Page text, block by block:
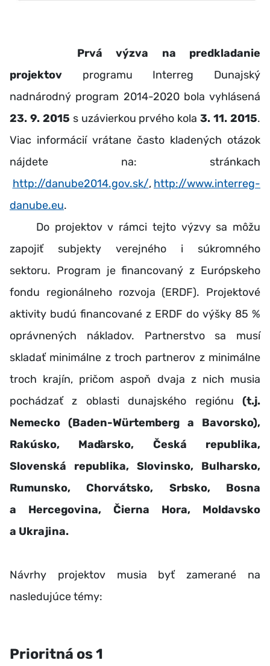
Prvá výzva na predkladanie
projektov programu Interreg Dunajský
nadnárodný program 2014-2020 bola vyhlásená
23. 9. 2015 s uzávierkou prvého kola3. 11. 2015.
Viac informácií vrátane často kladených otázok
nájdete na: stránkach
http://danube2014.gov.sk/, http://www.interreg-
danube.eu.
Do projektov v rámci tejto výzvy sa môžu
zapojiť subjekty verejného i súkromného
sektoru. Program je financovaný z Európskeho
fondu regionálneho rozvoja (ERDF). Projektové
aktivity budú financované z ERDF do výšky 85 %
oprávnených nákladov. Partnerstvo sa musí
skladať minimálne z troch partnerov z minimálne
troch krajín, pričom aspoň dvaja z nich musia
pochádzať z oblasti dunajského regiónu (t.j.
Nemecko (Baden-Würtemberg a Bavorsko),
Rakúsko, Maďarsko, Česká republika,
Slovenská republika, Slovinsko, Bulharsko,
Rumunsko, Chorvátsko, Srbsko, Bosna
a Hercegovina, Čierna Hora, Moldavsko
a Ukrajina.
Návrhy projektov musia byť zamerané na
nasledujúce témy:
Prioritná os 1